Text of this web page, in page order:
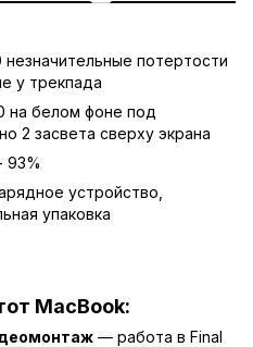
незначительные потертости
у трекпада
на белом фоне под
2 засвета сверху экрана
93%
устройство,
упаковка
MacBook:
— работа в Final